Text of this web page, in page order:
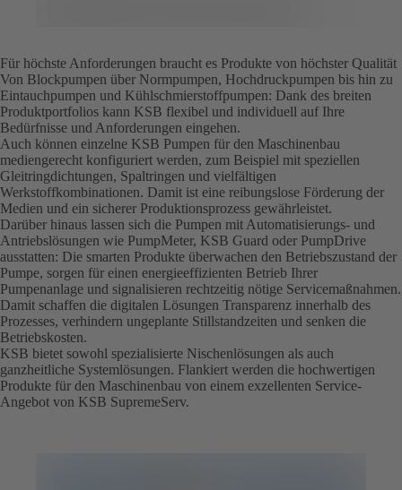
Für höchste Anforderungen braucht es Produkte von höchster Qualität
Von Blockpumpen über Normpumpen, Hochdruckpumpen bis hin zu
Eintauchpumpen und Kühlschmierstoffpumpen: Dank des breiten
Produktportfolios kann KSB flexibel und individuell auf Ihre
Bedürfnisse und Anforderungen eingehen.
Auch können einzelne KSB Pumpen für den Maschinenbau
mediengerecht konfiguriert werden, zum Beispiel mit speziellen
Gleitringdichtungen, Spaltringen und vielfältigen
Werkstoffkombinationen. Damit ist eine reibungslose Förderung der
Medien und ein sicherer Produktionsprozess gewährleistet.
Darüber hinaus lassen sich die Pumpen mit Automatisierungs- und
Antriebslösungen wie PumpMeter, KSB Guard oder PumpDrive
ausstatten: Die smarten Produkte überwachen den Betriebszustand der
Pumpe, sorgen für einen energieeffizienten Betrieb Ihrer
Pumpenanlage und signalisieren rechtzeitig nötige Servicemaßnahmen.
Damit schaffen die digitalen Lösungen Transparenz innerhalb des
Prozesses, verhindern ungeplante Stillstandzeiten und senken die
Betriebskosten.
KSB bietet sowohl spezialisierte Nischenlösungen als auch
ganzheitliche Systemlösungen. Flankiert werden die hochwertigen
Produkte für den Maschinenbau von einem exzellenten Service-
Angebot von KSB SupremeServ.